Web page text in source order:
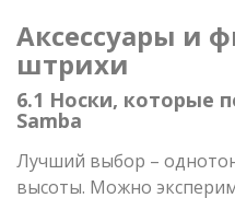
Аксессуары и
штрихи
6.1 Носки, которые
Samba
Лучший выбор –
высоты. Можно